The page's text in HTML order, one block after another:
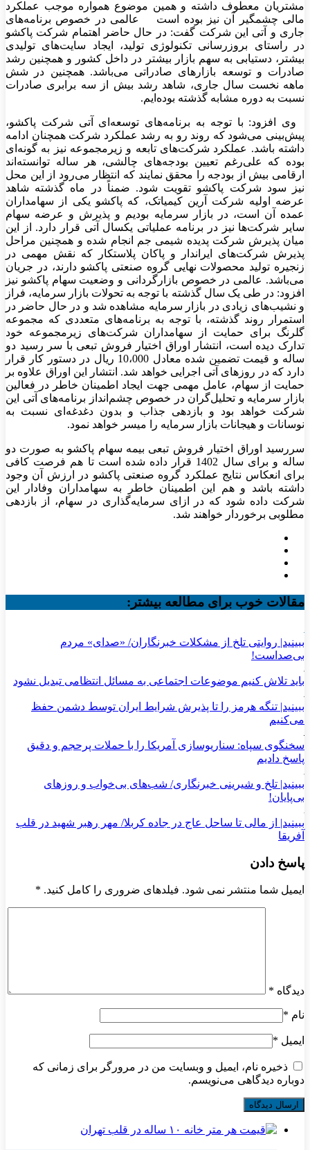
مشتریان معطوف داشته و همین موضوع همواره موجب عملکرد
مالی چشمگیر آن نیز بوده است عالمی در خصوص برنامه‌های
جاری و آتی این شرکت گفت: در حال حاضر اهتمام شرکت پاکشو
در راستای بروزرسانی تکنولوژی تولید، ایجاد سایت‌های تولیدی
بیشتر، دستیابی به سهم بازار بیشتر در داخل کشور و همچنین رشد
صادرات و توسعه بازارهای صادراتی می‌باشد. همچنین در شش
ماهه نخست سال جاری، شاهد رشد بیش از سه برابری صادرات
نسبت به دوره مشابه گذشته بوده‌ایم.
وی افزود: با توجه به برنامه‌های توسعه‌ای آتی شرکت پاکشو،
پیش‌بینی می‌شود که روند رو به رشد عملکرد شرکت همچنان ادامه
داشته باشد. عملکرد شرکت‌های تابعه و زیرمجموعه نیز به گونه‌ای
بوده که علی‌رغم تعیین بودجه‌های چالشی، هر ساله توانسته‌اند
ارقامی بیش از بودجه را محقق نمایند که انتظار می‌رود از این محل
نیز سود شرکت پاکشو تقویت شود. ضمناً در ماه گذشته شاهد
عرضه اولیه شرکت آرین کیمیاتک، که پاکشو یکی از سهامداران
عمده آن است، در بازار سرمایه بودیم و پذیرش و عرضه سهام
سایر شرکت‌ها نیز در برنامه عملیاتی یکسال آتی قرار دارد. از این
میان پذیرش شرکت پدیده شیمی جم انجام شده و همچنین مراحل
پذیرش شرکت‌های ایراندار و پاکان پلاستکار که نقش مهمی در
زنجیره تولید محصولات نهایی گروه صنعتی پاکشو دارند، در جریان
می‌باشد. عالمی در خصوص بازارگردانی و وضعیت سهام پاکشو نیز
افزود: در طی یک سال گذشته با توجه به تحولات بازار سرمایه، فراز
و نشیب‌های زیادی در بازار سرمایه مشاهده شد و در حال حاضر در
استمرار روند گذشته، با توجه به برنامه‌های متعددی که مجموعه
گلرنگ برای حمایت از سهامداران شرکت‌های زیرمجموعه خود
تدارک دیده است، انتشار اوراق اختیار فروش تبعی با سر رسید دو
ساله و قیمت تضمین شده معادل 10،000 ریال در دستور کار قرار
دارد که در روزهای آتی اجرایی خواهد شد. انتشار این اوراق علاوه بر
حمایت از سهام، عامل مهمی جهت ایجاد اطمینان خاطر در فعالین
بازار سرمایه و تحلیل‌گران در خصوص چشم‌انداز برنامه‌های آتی این
شرکت خواهد بود و بازدهی جذاب و بدون دغدغه‌ای نسبت به
نوسانات و هیجانات بازار سرمایه را میسر خواهد نمود.
سررسید اوراق اختیار فروش تبعی بیمه سهام پاکشو به صورت دو
ساله و برای سال 1402 قرار داده شده است تا هم فرصت کافی
برای انعکاس نتایج عملکرد گروه صنعتی پاکشو در ارزش آن وجود
داشته باشد و هم این اطمینان خاطر به سهامداران وفادار این
شرکت داده شود که در ازای سرمایه‌گذاری در سهام، از بازدهی
مطلوبی برخوردار خواهند شد.
مقالات خوب برای مطالعه بیشتر:
ببینید| روایتی تلخ از مشکلات خبرنگاران/ «صدای» ‌مردم
بی‌صدا‌ست!
باید تلاش کنیم موضوعات اجتماعی به مسائل انتظامی تبدیل نشود
ببینید| تنگه هرمز را تا پذیرش شرایط ایران توسط دشمن حفظ
می‌کنیم
سخنگوی سپاه: سناریوسازی آمریکا را با حملات پرحجم‌‌ و دقیق‌
پاسخ دادیم
ببینید| تلخ و شیرینی خبرنگاری/‌ شب‌های بی‌خواب و روزهای
بی‌پایان!
ببینید| از مالی تا ساحل عاج در جاده کربلا/ مهر رهبر شهید در قلب
آفریقا
پاسخ دادن
ایمیل شما منتشر نمی شود. فیلدهای ضروری را کامل کنید. *
دیدگاه *
نام *
ایمیل *
ذخیره نام، ایمیل و وبسایت من در مرورگر برای زمانی که
دوباره دیدگاهی می‌نویسم.